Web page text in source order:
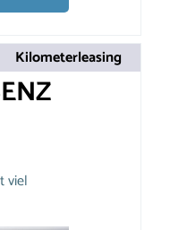
Kilometerleasing
viel